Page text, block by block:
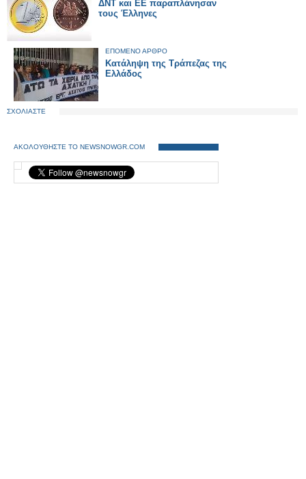
ΔΝΤ και ΕΕ παραπλάνησαν
τους Έλληνες
ΕΠΟΜΕΝΟ ΑΡΘΡΟ
Κατάληψη της Τράπεζας της
Ελλάδος
ΣΧΟΛΙΑΣΤΕ
ΑΚΟΛΟΥΘΗΣΤΕ ΤΟ NEWSNOWGR.COM